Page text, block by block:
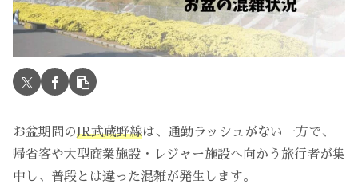
お盆期間のJR武蔵野線は、通勤ラッシュがない一方で、
帰省客や大型商業施設・レジャー施設へ向かう旅行者が集
中し、普段とは違った混雑が発生します。